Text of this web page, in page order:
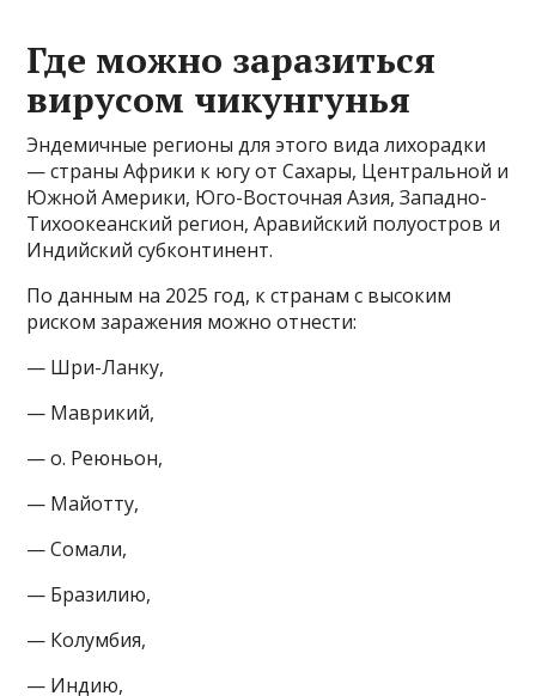
Где можно заразиться
вирусом чикунгунья
Эндемичные регионы для этого вида лихорадки
— страны Африки к югу от Сахары, Центральной и
Южной Америки, Юго-Восточная Азия, Западно-
Тихоокеанский регион, Аравийский полуостров и
Индийский субконтинент.
По данным на 2025 год, к странам с высоким
риском заражения можно отнести:
— Шри-Ланку,
— Маврикий,
— о. Реюньон,
— Майотту,
— Сомали,
— Бразилию,
— Колумбия,
— Индию,